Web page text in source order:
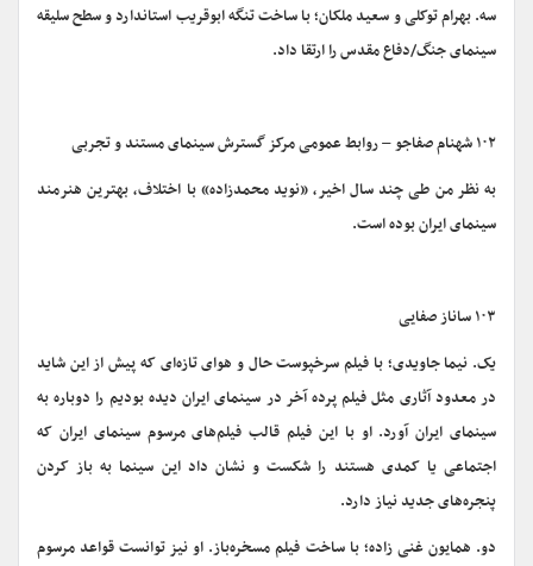
سه. بهرام توکلی و سعید ملکان؛ با ساخت تنگه ابوقریب استاندارد و سطح سلیقه
سینمای جنگ/دفاع مقدس را ارتقا داد.
۱۰۲ شهنام صفاجو – روابط عمومی مرکز گسترش سینمای مستند و تجربی
به نظر من طی چند سال اخیر، «نوید محمدزاده» با اختلاف، بهترین هنرمند
سینمای ایران بوده است.
۱۰۳ ساناز صفایی
یک. نیما جاویدی؛ با فیلم سرخپوست حال و هوای تازه‌ای که پیش از این شاید
در معدود آثاری مثل فیلم پرده آخر در سینمای ایران دیده بودیم را دوباره به
سینمای ایران آورد. او با این فیلم قالب فیلم‌های مرسوم سینمای ایران که
اجتماعی یا کمدی هستند را شکست و نشان داد این سینما به باز کردن
پنجره‌های جدید نیاز دارد.
دو. همایون غنی زاده؛ با ساخت فیلم مسخره‌باز. او نیز توانست قواعد مرسوم